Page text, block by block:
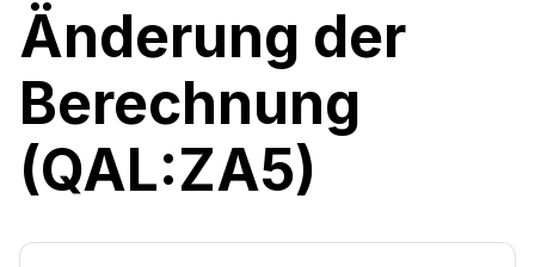
Änderung der
Berechnung
(QAL:ZA5)